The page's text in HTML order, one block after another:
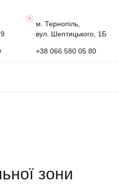
м. Тернопіль,
вул. Шептицького, 1Б
+38 066 580 05 80
зони